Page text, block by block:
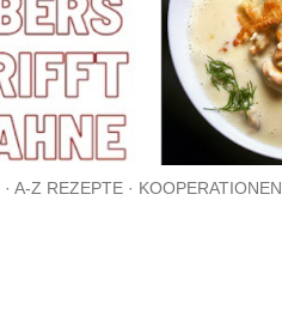
A-Z REZEPTE KOOPERATIONEN